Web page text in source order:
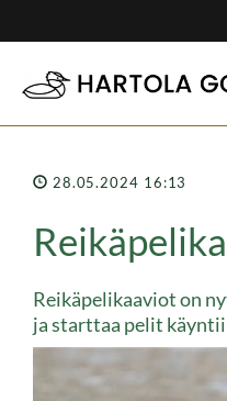
28.05.2024 16:13
Reikäpelikaaviot on
ja starttaa pelit